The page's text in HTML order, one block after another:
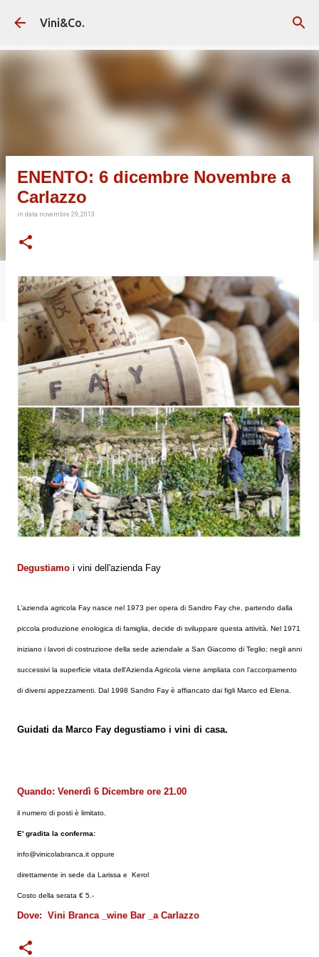
Vini&Co.
ENENTO: 6 dicembre Novembre a
Carlazzo
in data novembre 29, 2013
Degustiamo i vini dell'azienda Fay
L’azienda agricola Fay nasce nel 1973 per opera di Sandro Fay che, partendo dalla
piccola produzione enologica di famiglia, decide di sviluppare questa attività. Nel 1971
iniziano i lavori di costruzione della sede aziendale a San Giacomo di Teglio; negli anni
successivi la superficie vitata dell’Azienda Agricola viene ampliata con l’accorpamento
di diversi appezzamenti. Dal 1998 Sandro Fay è affiancato dai figli Marco ed Elena.
Guidati da Marco Fay degustiamo i vini di casa.
Quando: Venerdì 6 Dicembre ore 21.00
il numero di posti è limitato.
E' gradita la conferma:
info@vinicolabranca.it oppure
direttamente in sede da Larissa e Kerol
Costo della serata € 5.-
Dove: Vini Branca _wine Bar _a Carlazzo